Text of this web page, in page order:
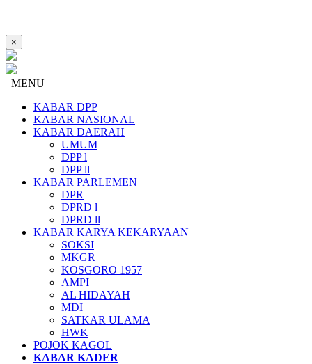
×
MENU
KABAR DPP
KABAR NASIONAL
KABAR DAERAH
UMUM
DPP l
DPP ll
KABAR PARLEMEN
DPR
DPRD l
DPRD ll
KABAR KARYA KEKARYAAN
SOKSI
MKGR
KOSGORO 1957
AMPI
AL HIDAYAH
MDI
SATKAR ULAMA
HWK
POJOK KAGOL
KABAR KADER